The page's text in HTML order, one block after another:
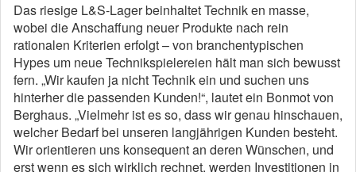
Das riesige L&S-Lager beinhaltet Technik en masse,
wobei die Anschaffung neuer Produkte nach rein
rationalen Kriterien erfolgt – von branchentypischen
Hypes um neue Technikspielereien hält man sich bewusst
fern. „Wir kaufen ja nicht Technik ein und suchen uns
hinterher die passenden Kunden!“, lautet ein Bonmot von
Berghaus. „Vielmehr ist es so, dass wir genau hinschauen,
welcher Bedarf bei unseren langjährigen Kunden besteht.
Wir orientieren uns konsequent an deren Wünschen, und
erst wenn es sich wirklich rechnet, werden Investitionen in